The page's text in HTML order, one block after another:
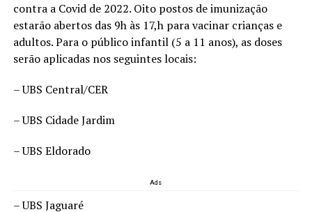
contra a Covid de 2022. Oito postos de imunização
estarão abertos das 9h às 17,h para vacinar crianças e
adultos. Para o público infantil (5 a 11 anos), as doses
serão aplicadas nos seguintes locais:
– UBS Central/CER
– UBS Cidade Jardim
– UBS Eldorado
Ads
– UBS Jaguaré